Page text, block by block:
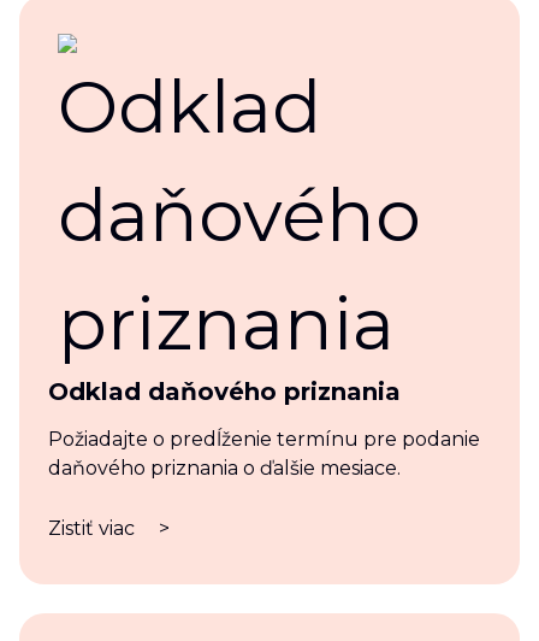
Odklad daňového priznania
Požiadajte o predĺženie termínu pre podanie
daňového priznania o ďalšie mesiace.
Zistiť viac >